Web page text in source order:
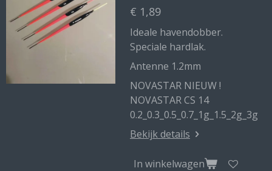
€ 1,89
Ideale havendobber.
Speciale hardlak.
Antenne 1.2mm
NOVASTAR NIEUW !
NOVASTAR CS 14
0.2_0.3_0.5_0.7_1g_1.5_2g_3g
Bekijk details
In winkelwagen